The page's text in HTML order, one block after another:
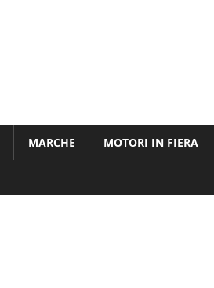
MARCHE MOTORI IN FIERA